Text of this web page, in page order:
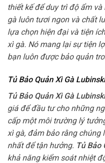
thiết kế để duy trì độ ẩm
gà luôn tươi ngon và chất
lựa chọn hiện đại và tiện
xì gà. Nó mang lại sự tiện
bạn luôn được bảo quản
Tủ Bảo Quản Xì Gà
Tủ Bảo Quản Xì Gà
giá để đầu tư cho những
cấp một môi trường lý
xì gà, đảm bảo rằng
nhất để tận hưởng. Tủ Bảo
khả năng kiểm soát nhiệt